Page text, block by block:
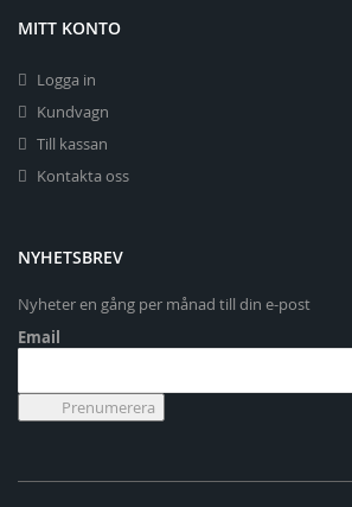
MITT KONTO
Logga in
Kundvagn
Till kassan
Kontakta oss
NYHETSBREV
Nyheter en gång per månad till din e-post
Email